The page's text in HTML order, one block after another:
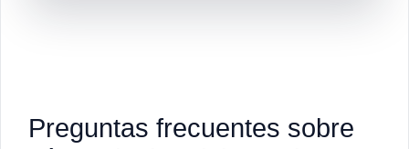
Preguntas frecuentes sobre